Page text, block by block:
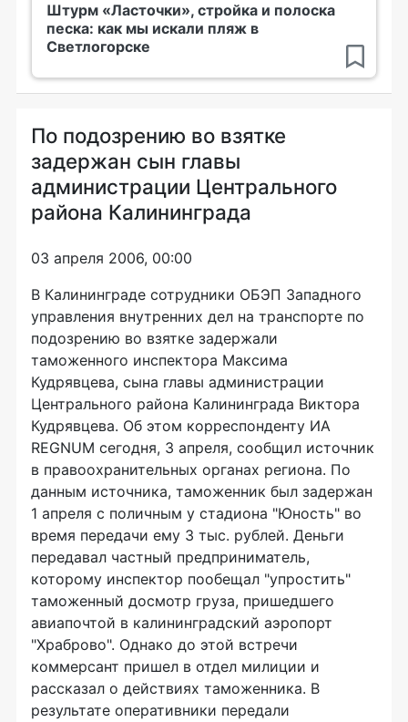
Штурм «Ласточки», стройка и полоска
песка: как мы искали пляж в
Светлогорске
По подозрению во взятке
задержан сын главы
администрации Центрального
района Калининграда
03 апреля 2006, 00:00
В Калининграде сотрудники ОБЭП Западного
управления внутренних дел на транспорте по
подозрению во взятке задержали
таможенного инспектора Максима
Кудрявцева, сына главы администрации
Центрального района Калининграда Виктора
Кудрявцева. Об этом корреспонденту ИА
REGNUM сегодня, 3 апреля, сообщил источник
в правоохранительных органах региона. По
данным источника, таможенник был задержан
1 апреля с поличным у стадиона "Юность" во
время передачи ему 3 тыс. рублей. Деньги
передавал частный предприниматель,
которому инспектор пообещал "упростить"
таможенный досмотр груза, пришедшего
авиапочтой в калининградский аэропорт
"Храброво". Однако до этой встречи
коммерсант пришел в отдел милиции и
рассказал о действиях таможенника. В
результате оперативники передали